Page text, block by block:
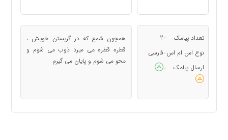
تعداد پیامک :
2
نوع اس ام اس : فارسی
ارسال پیامک
:
همچون شمع که در گریستن خویش ،
قطره قطره می میرد ذوب می شوم و
محو می شوم و پایان می گیرم